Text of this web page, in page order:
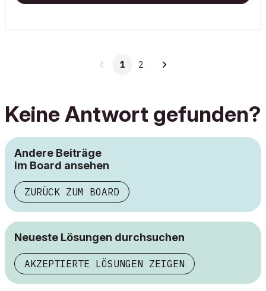
1 2
Keine Antwort gefunden?
Andere Beiträge
im Board ansehen
ZURÜCK ZUM BOARD
Neueste Lösungen durchsuchen
AKZEPTIERTE LÖSUNGEN ZEIGEN